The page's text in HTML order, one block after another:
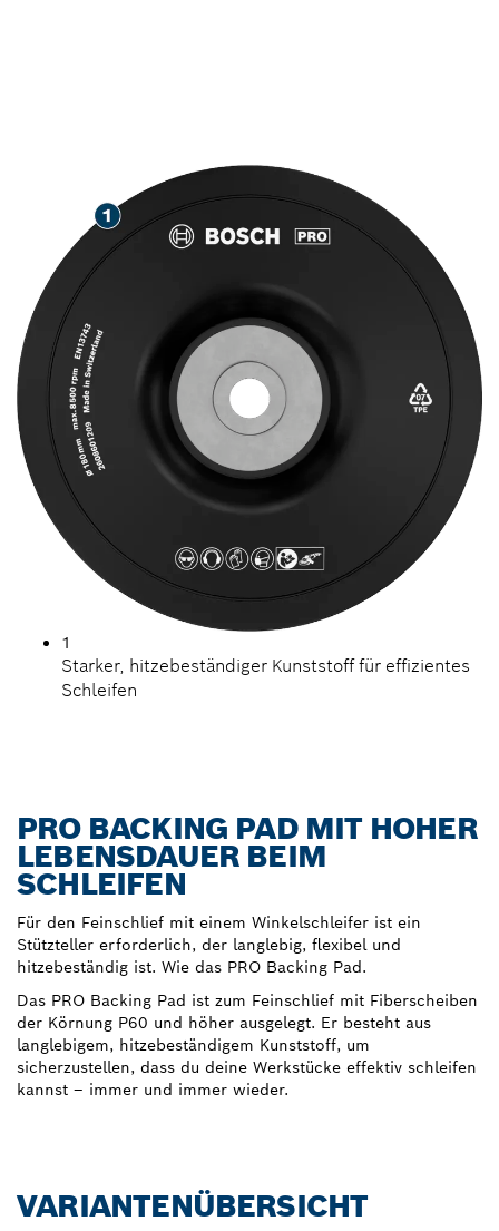
1
Starker, hitzebeständiger Kunststoff für effizientes
Schleifen
PRO BACKING PAD MIT HOHER
LEBENSDAUER BEIM
SCHLEIFEN
Für den Feinschlief mit einem Winkelschleifer ist ein
Stützteller erforderlich, der langlebig, flexibel und
hitzebeständig ist. Wie das PRO Backing Pad.
Das PRO Backing Pad ist zum Feinschlief mit Fiberscheiben
der Körnung P60 und höher ausgelegt. Er besteht aus
langlebigem, hitzebeständigem Kunststoff, um
sicherzustellen, dass du deine Werkstücke effektiv schleifen
kannst – immer und immer wieder.
VARIANTENÜBERSICHT